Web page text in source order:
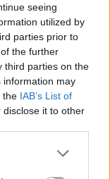
seeing
utilized by
parties prior to
the further
third parties on the
information may
the IAB’s List of
it to other
Átadás:
2021 H1
Ajánlatot kérek
vagy